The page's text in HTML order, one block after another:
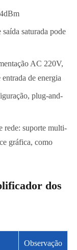
saturada pode
AC 220V,
de energia
plug-and-
rede: suporte multi-
gráfica, como
dos
Observação